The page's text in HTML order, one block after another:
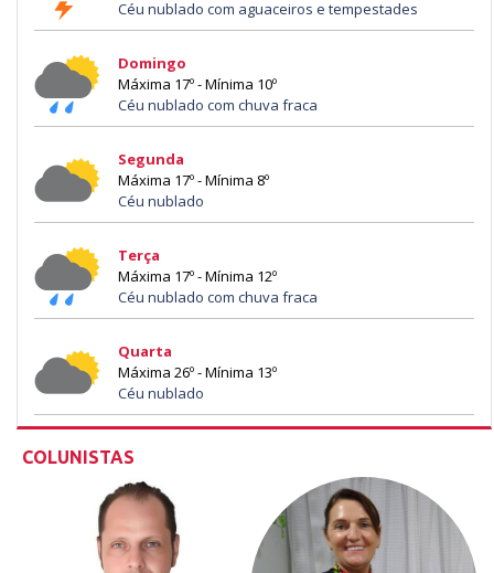
Céu nublado com aguaceiros e tempestades
Domingo
Máxima 17º - Mínima 10º
Céu nublado com chuva fraca
Segunda
Máxima 17º - Mínima 8º
Céu nublado
Terça
Máxima 17º - Mínima 12º
Céu nublado com chuva fraca
Quarta
Máxima 26º - Mínima 13º
Céu nublado
COLUNISTAS